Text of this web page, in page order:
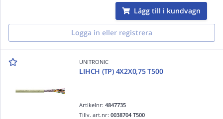
Lägg till i kundvagn
Logga in eller registrera
UNITRONIC
LIHCH (TP) 4X2X0,75 T500
Artikelnr:4847735
Tillv. art.nr:0038704 T500